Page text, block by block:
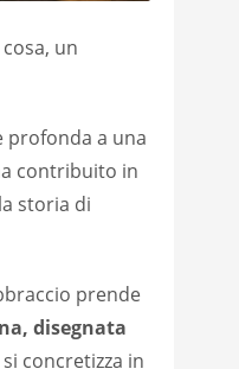
un
profonda a una
contribuito in
storia di
prende
disegnata
si concretizza in